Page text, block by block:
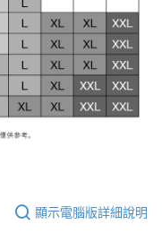
顯示電腦版詳細說明